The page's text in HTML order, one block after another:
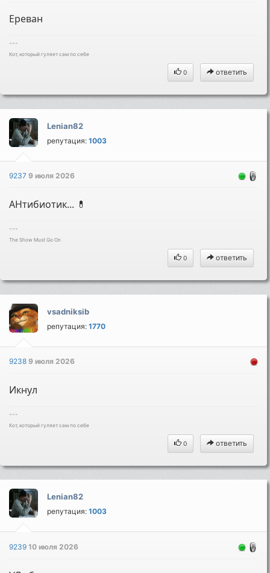
Ереван
---
Кот, который гуляет сам по себе
0 ответить
Lenian82
репутация:1003
92379 июля 2026
АНтибиотик... 💊
---
The Show Must Go On
0 ответить
vsadniksib
репутация:1770
92389 июля 2026
Икнул
---
Кот, который гуляет сам по себе
0 ответить
Lenian82
репутация:1003
923910 июля 2026